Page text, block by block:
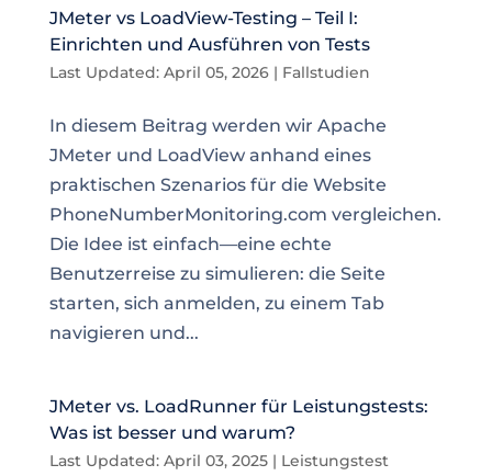
JMeter vs LoadView-Testing – Teil I:
Einrichten und Ausführen von Tests
Last Updated: April 05, 2026| Fallstudien
In diesem Beitrag werden wir Apache
JMeter und LoadView anhand eines
praktischen Szenarios für die Website
PhoneNumberMonitoring.com vergleichen.
Die Idee ist einfach—eine echte
Benutzerreise zu simulieren: die Seite
starten, sich anmelden, zu einem Tab
navigieren und...
JMeter vs. LoadRunner für Leistungstests:
Was ist besser und warum?
Last Updated: April 03, 2025| Leistungstest